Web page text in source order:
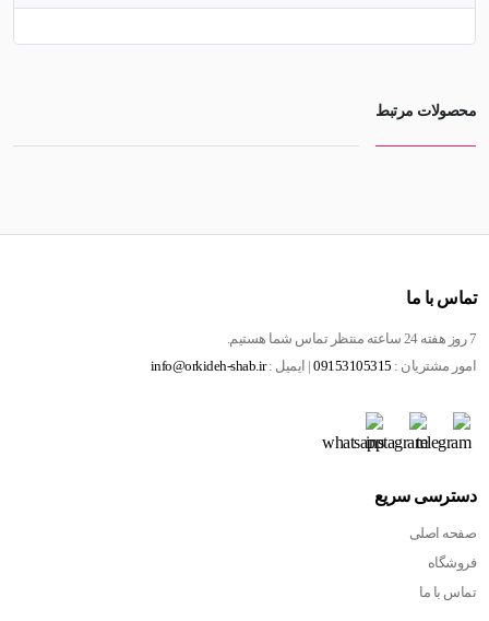
محصولات مرتبط
تماس با ما
7 روز هفته 24 ساعته منتظر تماس شما هستیم.
امور مشتریان : 09153105315 | ایمیل :info@orkideh-shab.ir
دسترسی سریع
صفحه اصلی
فروشگاه
تماس با ما